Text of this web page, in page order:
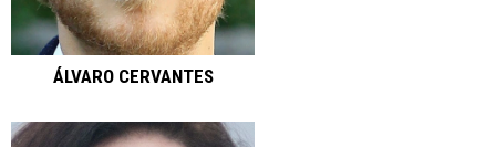
ÁLVARO CERVANTES